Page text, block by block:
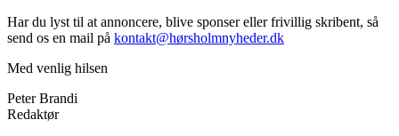
Har du lyst til at annoncere, blive sponser eller frivillig skribent, så
send os en mail på kontakt@hørsholmnyheder.dk
Med venlig hilsen
Peter Brandi
Redaktør